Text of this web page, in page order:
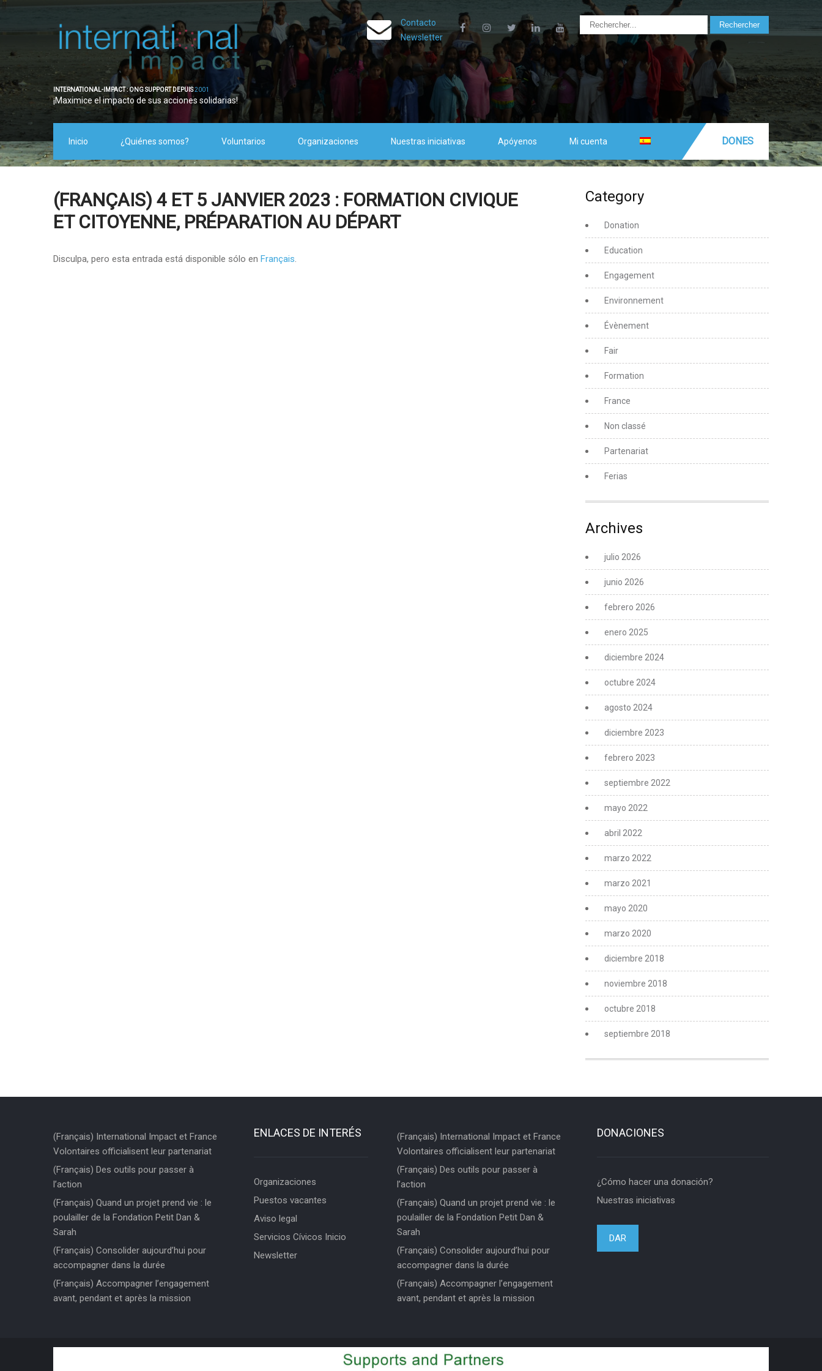
INTERNATIONAL-IMPACT : ONG SUPPORT DEPUIS2001
¡Maximice el impacto de sus acciones solidarias!
Contacto
Newsletter
Inicio ¿Quiénes somos? Voluntarios Organizaciones Nuestras iniciativas Apóyenos Mi cuenta DONES
(FRANÇAIS) 4 ET 5 JANVIER 2023 : FORMATION CIVIQUE
ET CITOYENNE, PRÉPARATION AU DÉPART
Disculpa, pero esta entrada está disponible sólo en Français.
Category
Donation
Education
Engagement
Environnement
Évènement
Fair
Formation
France
Non classé
Partenariat
Ferias
Archives
julio 2026
junio 2026
febrero 2026
enero 2025
diciembre 2024
octubre 2024
agosto 2024
diciembre 2023
febrero 2023
septiembre 2022
mayo 2022
abril 2022
marzo 2022
marzo 2021
mayo 2020
marzo 2020
diciembre 2018
noviembre 2018
octubre 2018
septiembre 2018
(Français) International Impact et France
Volontaires officialisent leur partenariat
(Français) Des outils pour passer à
l’action
(Français) Quand un projet prend vie : le
poulailler de la Fondation Petit Dan &
Sarah
(Français) Consolider aujourd’hui pour
accompagner dans la durée
(Français) Accompagner l’engagement
avant, pendant et après la mission
ENLACES DE INTERÉS
Organizaciones
Puestos vacantes
Aviso legal
Servicios Cívicos Inicio
Newsletter
(Français) International Impact et France
Volontaires officialisent leur partenariat
(Français) Des outils pour passer à
l’action
(Français) Quand un projet prend vie : le
poulailler de la Fondation Petit Dan &
Sarah
(Français) Consolider aujourd’hui pour
accompagner dans la durée
(Français) Accompagner l’engagement
avant, pendant et après la mission
DONACIONES
¿Cómo hacer una donación?
Nuestras iniciativas
DAR